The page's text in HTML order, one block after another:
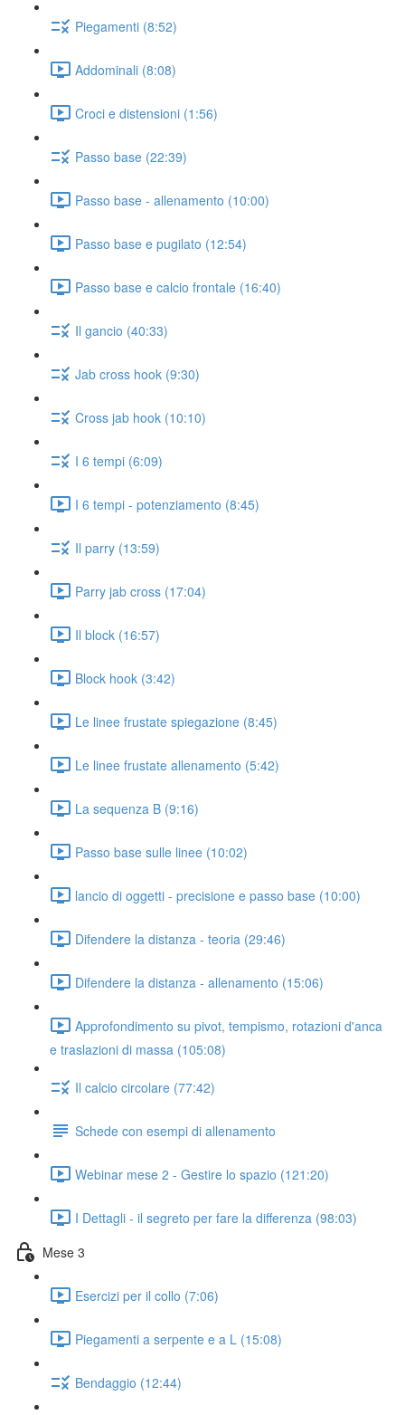
Piegamenti (8:52)
Addominali (8:08)
Croci e distensioni (1:56)
Passo base (22:39)
Passo base - allenamento (10:00)
Passo base e pugilato (12:54)
Passo base e calcio frontale (16:40)
Il gancio (40:33)
Jab cross hook (9:30)
Cross jab hook (10:10)
I 6 tempi (6:09)
I 6 tempi - potenziamento (8:45)
Il parry (13:59)
Parry jab cross (17:04)
Il block (16:57)
Block hook (3:42)
Le linee frustate spiegazione (8:45)
Le linee frustate allenamento (5:42)
La sequenza B (9:16)
Passo base sulle linee (10:02)
lancio di oggetti - precisione e passo base (10:00)
Difendere la distanza - teoria (29:46)
Difendere la distanza - allenamento (15:06)
Approfondimento su pivot, tempismo, rotazioni d'anca
e traslazioni di massa (105:08)
Il calcio circolare (77:42)
Schede con esempi di allenamento
Webinar mese 2 - Gestire lo spazio (121:20)
I Dettagli - il segreto per fare la differenza (98:03)
Mese 3
Esercizi per il collo (7:06)
Piegamenti a serpente e a L (15:08)
Bendaggio (12:44)